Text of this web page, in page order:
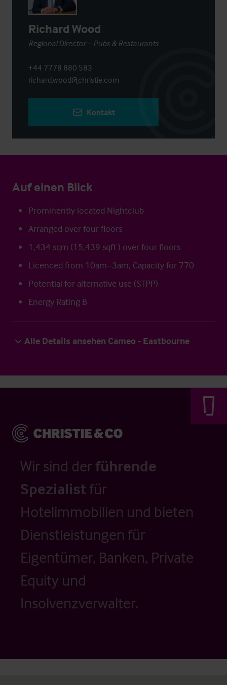
Richard Wood
Regional Director – Pubs & Restaurants
+44 7778 880 583
richard.wood@christie.com
Kontakt
Auf einen Blick
Prominently located Nightclub
Arranged over four floors
1,434 sqm (15,439 sqft ) over four floors
Licenced from 10am–3am, Capacity for 770
Potential for alternative use (STPP)
Energy Rating B
Alle Details ansehen Cameo - Eastbourne
Wir sind der führende
Spezialistfür
Hotelimmobilien und bieten
Dienstleistungen für
Eigentümer, Banken, Private
Equity und
Insolvenzverwalter.